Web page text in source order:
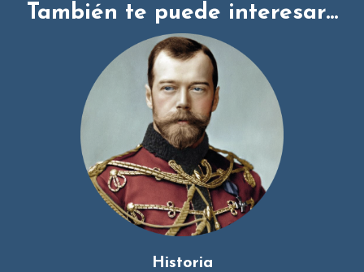
También te puede interesar...
Historia